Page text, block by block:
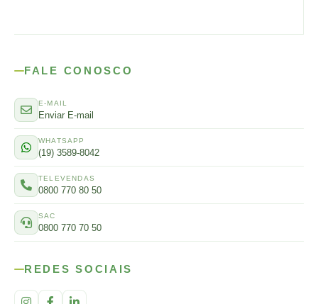
FALE CONOSCO
E-MAIL
Enviar E-mail
WHATSAPP
(19) 3589-8042
TELEVENDAS
0800 770 80 50
SAC
0800 770 70 50
REDES SOCIAIS